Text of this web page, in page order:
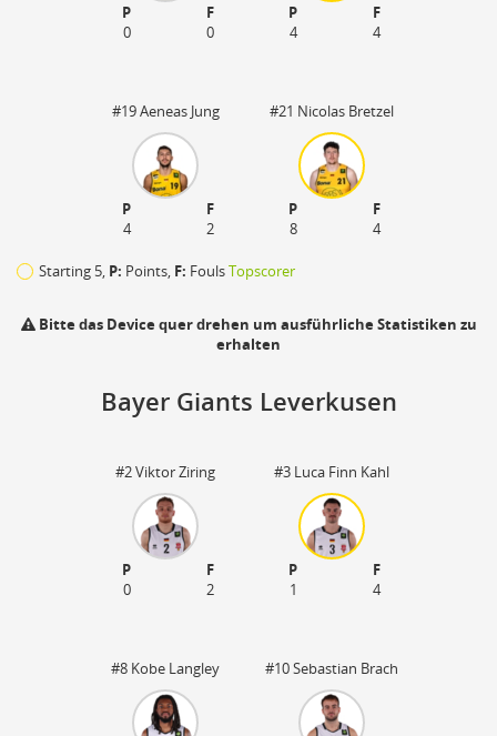
P
F
0
0
P
F
4
4
#19 Aeneas Jung
P
F
4
2
#21 Nicolas Bretzel
P
F
8
4
Starting 5, P: Points, F: FoulsTopscorer
Bitte das Device quer drehen um ausführliche Statistiken zu
erhalten
Bayer Giants Leverkusen
#2 Viktor Ziring
P
F
0
2
#3 Luca Finn Kahl
P
F
1
4
#8 Kobe Langley #10 Sebastian Brach